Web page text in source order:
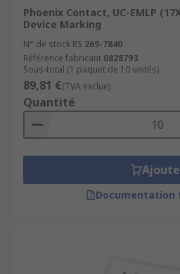
Phoenix Contact, UC-EMLP
Device Marking
N° de stock RS 269-7840
Référence fabricant 0828793
Sous-total (1 paquet de 10 unités)
89,81 €(TVA exclue)
Quantité
Documentation